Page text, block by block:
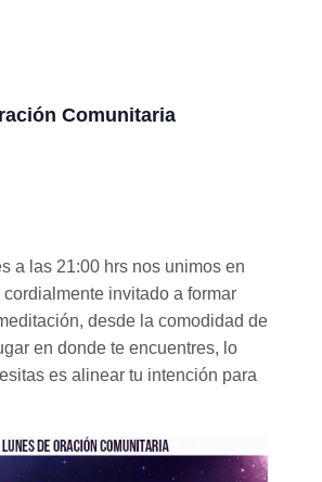
Comunitaria
a las 21:00 hrs nos unimos en
invitado a formar
desde la comodidad de
en donde te encuentres, lo
es alinear tu intención para